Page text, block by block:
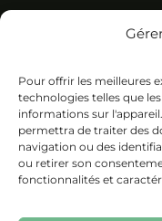
Pour offrir les meilleures
technologies telles que
informations sur
permettra de traiter des
navigation ou des
ou retirer son
fonctionnalités et
Please leave this field